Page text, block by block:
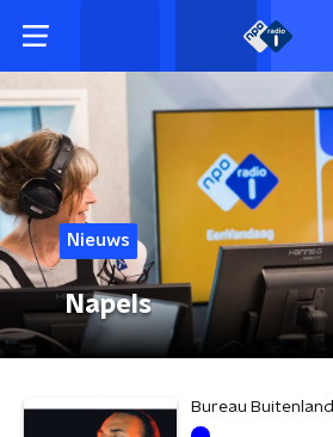
Nieuws
Napels
Bureau Buitenland